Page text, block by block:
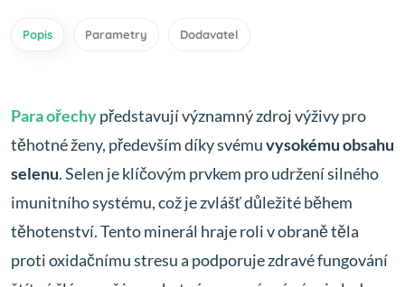
Popis Parametry Dodavatel
Para ořechypředstavují významný zdroj výživy pro
těhotné ženy, především díky svémuvysokému obsahu
selenu. Selen je klíčovým prvkem pro udržení silného
imunitního systému, což je zvlášť důležité během
těhotenství. Tento minerál hraje roli v obraně těla
proti oxidačnímu stresu a podporuje zdravé fungování